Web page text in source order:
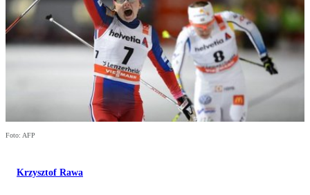
Foto: AFP
Krzysztof Rawa